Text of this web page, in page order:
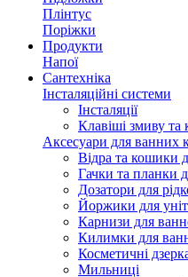
Плінтус
Поріжки
Продукти
Напої
Сантехніка
Інсталяційні системи
Інсталяції
Клавіші змиву та
Аксесуари для ванних
Відра та кошики
Гачки та планки
Дозатори для
Йоржики для
Карнизи для
Килимки для
Косметичні
Мильниці